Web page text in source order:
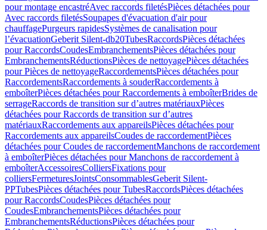
pour montage encastréAvec raccords filetésPièces détachées pour
Avec raccords filetésSoupapes d'évacuation d'air pour
chauffagePurgeurs rapidesSystèmes de canalisation pour
l’évacuationGeberit Silent-db20TubesRaccordsPièces détachées
pour RaccordsCoudesEmbranchementsPièces détachées pour
EmbranchementsRéductionsPièces de nettoyagePièces détachées
pour Pièces de nettoyageRaccordementsPièces détachées pour
RaccordementsRaccordements à souderRaccordements à
emboîterPièces détachées pour Raccordements à emboîterBrides de
serrageRaccords de transition sur d’autres matériauxPièces
détachées pour Raccords de transition sur d’autres
matériauxRaccordements aux appareilsPièces détachées pour
Raccordements aux appareilsCoudes de raccordementPièces
détachées pour Coudes de raccordementManchons de raccordement
à emboîterPièces détachées pour Manchons de raccordement à
emboîterAccessoiresColliersFixations pour
colliersFermeturesJointsConsommablesGeberit Silent-
PPTubesPièces détachées pour TubesRaccordsPièces détachées
pour RaccordsCoudesPièces détachées pour
CoudesEmbranchementsPièces détachées pour
EmbranchementsRéductionsPièces détachées pour